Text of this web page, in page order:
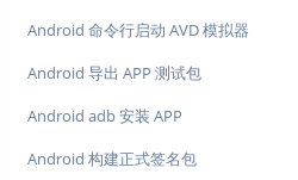
Android 命令行启动 AVD 模拟器
Android 导出 APP 测试包
Android adb 安装 APP
Android 构建正式签名包